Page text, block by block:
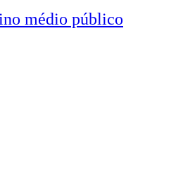
médio público